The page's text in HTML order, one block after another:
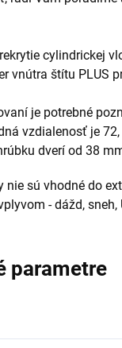
cylindrickej
vnútra štítu PLUS
je potrebné
vzdialenosť je
dverí od 38
nie sú vhodné do
- dážd, sneh,
parametre